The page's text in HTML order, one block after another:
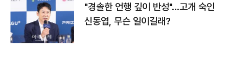
"경솔한 언행 깊이 반성"…고개 숙인
신동엽, 무슨 일이길래?